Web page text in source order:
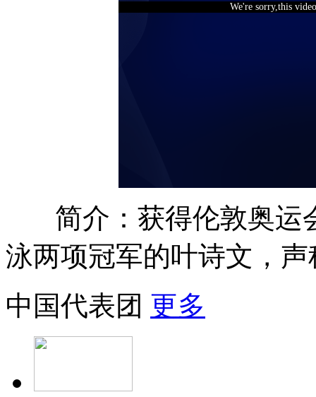
We're sorry,this
简介：获得伦敦奥运
泳两项冠军的叶诗文，
中国代表团 更多